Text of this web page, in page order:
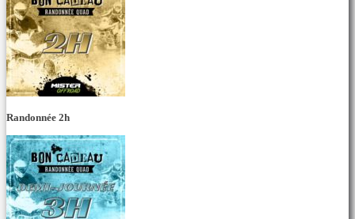
Randonnée 2h